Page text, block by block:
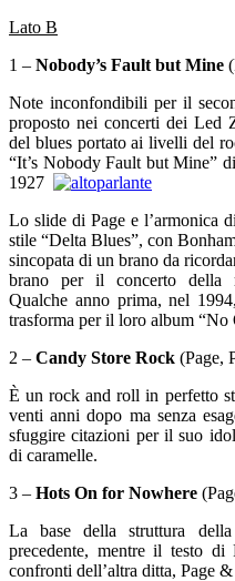
Lato B
1 – Nobody’s Fault but Mine
Note inconfondibili per il
proposto nei concerti dei Led
del blues portato ai livelli del
“It’s Nobody Fault but Mine”
1927
Lo slide di Page e l’armonica
stile “Delta Blues”, con
sincopata di un brano da
brano per il concerto della
Qualche anno prima, nel
trasforma per il loro album “No
2 – Candy Store Rock (Page,
È un rock and roll in perfetto
venti anni dopo ma senza
sfuggire citazioni per il suo
di caramelle.
3 – Hots On for Nowhere
La base della struttura
precedente, mentre il testo
confronti dell’altra ditta, Page